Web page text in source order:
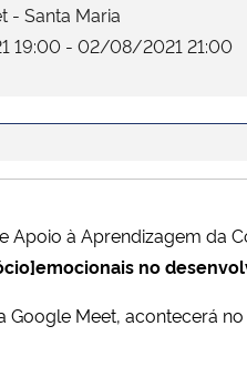
- Santa Maria
19:00 - 02/08/2021 21:00
Apoio à Aprendizagem da
no
Google Meet, acontecerá no